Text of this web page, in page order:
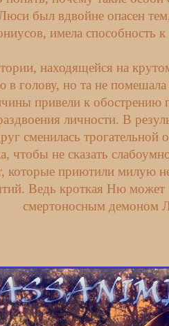
был вдвойне опасен
имела способность
находящейся на
в голову, но та не
привели к
личности. В
сменилась
чтобы не сказать
которые приютили милую
Ведь кроткая Ню
смертоносным демоном